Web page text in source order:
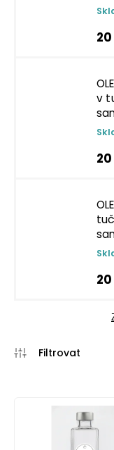
v